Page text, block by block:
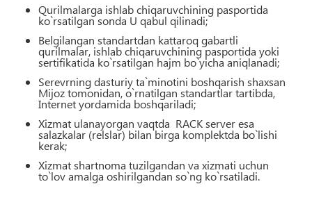
Qurilmalarga ishlab chiqaruvchining pasportida
ko`rsatilgan sonda U qabul qilinadi;
Belgilangan standartdan kattaroq gabartli
qurilmalar, ishlab chiqaruvchining pasportida yoki
sertifikatida ko`rsatilgan hajm bo`yicha aniqlanadi;
Serevrning dasturiy ta`minotini boshqarish shaxsan
Mijoz tomonidan, o`rnatilgan standartlar tartibda,
Internet yordamida boshqariladi;
Xizmat ulanayorgan vaqtda RACK server esa
salazkalar (relslar) bilan birga komplektda bo`lishi
kerak;
Xizmat shartnoma tuzilgandan va xizmati uchun
to`lov amalga oshirilgandan so`ng ko`rsatiladi.